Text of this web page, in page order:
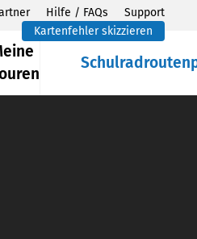
Hilfe / FAQs
Support
Kartenfehler skizzieren